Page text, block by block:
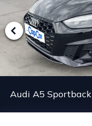
Audi A5 Sportback